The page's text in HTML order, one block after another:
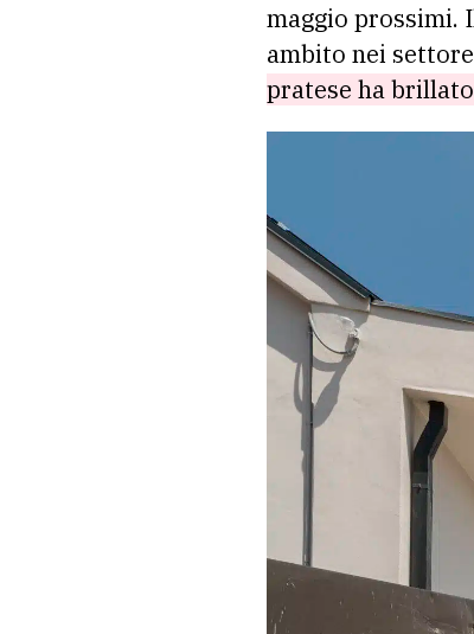
maggio prossimi.
ambito nei
pratese ha